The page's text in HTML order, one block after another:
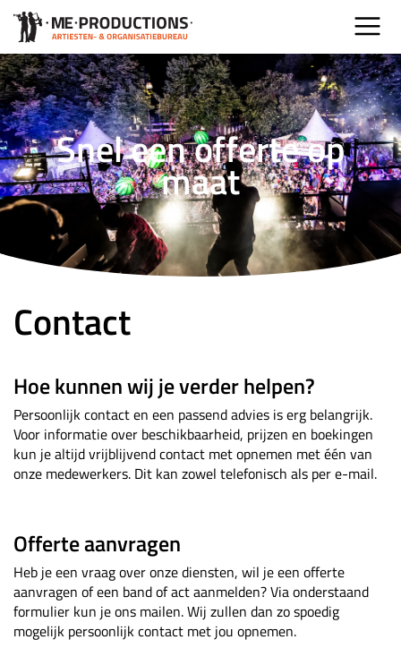
Snel een offerte op
maat
Contact
Hoe kunnen wij je verder helpen?
Persoonlijk contact en een passend advies is erg belangrijk.
Voor informatie over beschikbaarheid, prijzen en boekingen
kun je altijd vrijblijvend contact met opnemen met één van
onze medewerkers. Dit kan zowel telefonisch als per e-mail.
Offerte aanvragen
Heb je een vraag over onze diensten, wil je een offerte
aanvragen of een band of act aanmelden? Via onderstaand
formulier kun je ons mailen. Wij zullen dan zo spoedig
mogelijk persoonlijk contact met jou opnemen.